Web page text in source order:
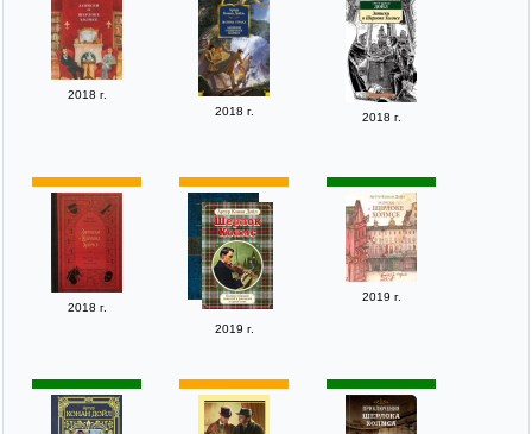
2018 г.
2018 г.
2018 г.
2018 г.
2019 г.
2019 г.